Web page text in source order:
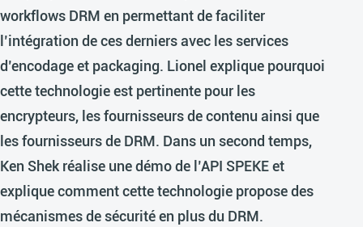
workflows DRM en permettant de faciliter
l’intégration de ces derniers avec les services
d’encodage et packaging. Lionel explique pourquoi
cette technologie est pertinente pour les
encrypteurs, les fournisseurs de contenu ainsi que
les fournisseurs de DRM. Dans un second temps,
Ken Shek réalise une démo de l’API SPEKE et
explique comment cette technologie propose des
mécanismes de sécurité en plus du DRM.